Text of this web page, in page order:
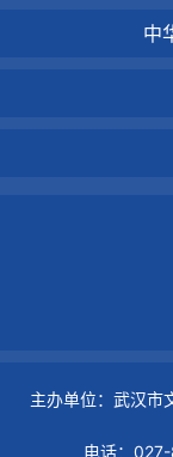
中
主办单位：武汉市
电话：